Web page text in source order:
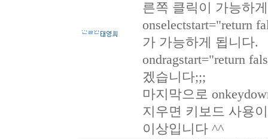
른쪽 클릭이 가능하
onselectstart="return
가 가능하게 됩니다.
ondragstart="return
겠습니다;;;
마지막으로
지우면 키보드 사용
이상입니다 ^^